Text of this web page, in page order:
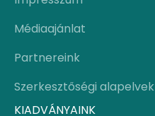
Médiaajánlat
Partnereink
Szerkesztőségi alapelvek
KIADVÁNYAINK